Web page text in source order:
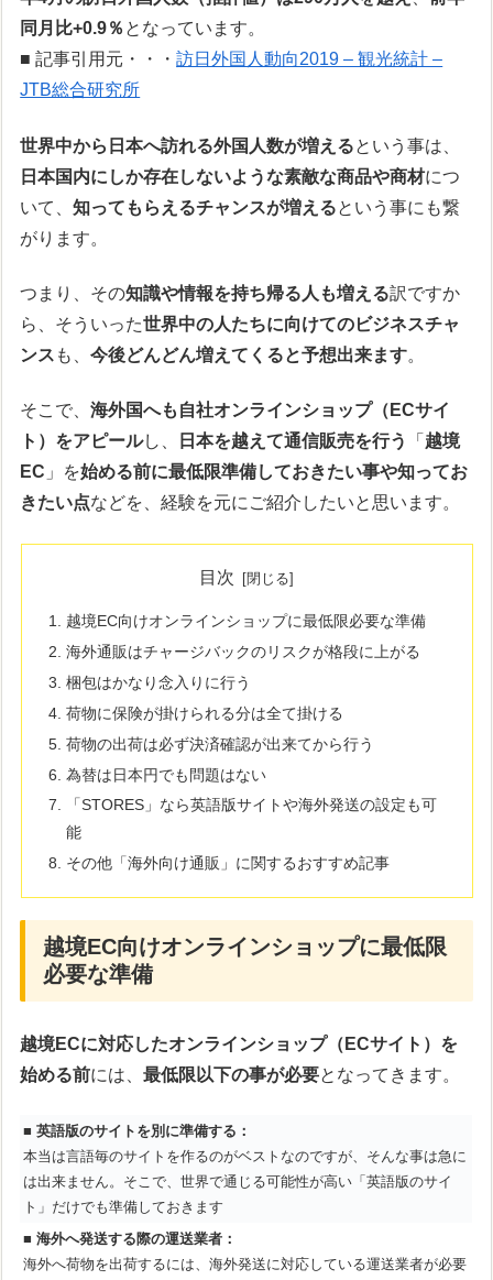
同月比+0.9％ となっています。
■ 記事引用元・・・訪日外国人動向2019 – 観光統計 –
JTB総合研究所
世界中から日本へ訪れる外国人数が増えるという事は、
日本国内にしか存在しないような素敵な商品や商材につ
いて、知ってもらえるチャンスが増えるという事にも繋
がります。
つまり、その知識や情報を持ち帰る人も増える訳ですか
ら、そういった世界中の人たちに向けてのビジネスチャ
ンス も、今後どんどん増えてくると予想出来ます。
そこで、海外国へも自社オンラインショップ（ECサイ
ト）をアピールし、 日本を越えて通信販売を行う 「 越境
EC 」を始める前に最低限準備しておきたい事や知ってお
きたい点などを、経験を元にご紹介したいと思います。
目次
越境EC向けオンラインショップに最低限必要な準備
海外通販はチャージバックのリスクが格段に上がる
梱包はかなり念入りに行う
荷物に保険が掛けられる分は全て掛ける
荷物の出荷は必ず決済確認が出来てから行う
為替は日本円でも問題はない
「STORES」なら英語版サイトや海外発送の設定も可
能
その他「海外向け通販」に関するおすすめ記事
越境EC向けオンラインショップに最低限
必要な準備
越境ECに対応したオンラインショップ（ECサイト）を
始める前には、最低限以下の事が必要となってきます。
■英語版のサイトを別に準備する：
本当は言語毎のサイトを作るのがベストなのですが、そんな事は急に
は出来ません。そこで、世界で通じる可能性が高い「英語版のサイ
ト」だけでも準備しておきます
■海外へ発送する際の運送業者：
海外へ荷物を出荷するには、海外発送に対応している運送業者が必要